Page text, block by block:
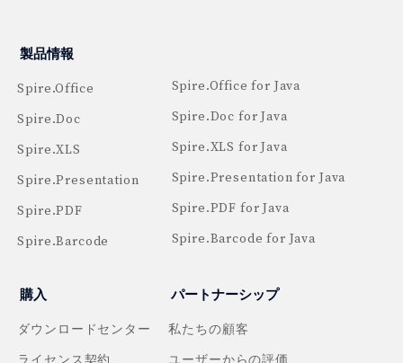
製品情報
Spire.Office
Spire.Doc
Spire.XLS
Spire.Presentation
Spire.PDF
Spire.Barcode
Spire.Office for Java
Spire.Doc for Java
Spire.XLS for Java
Spire.Presentation for Java
Spire.PDF for Java
Spire.Barcode for Java
購入
ダウンロードセンター
パートナーシップ
私たちの顧客